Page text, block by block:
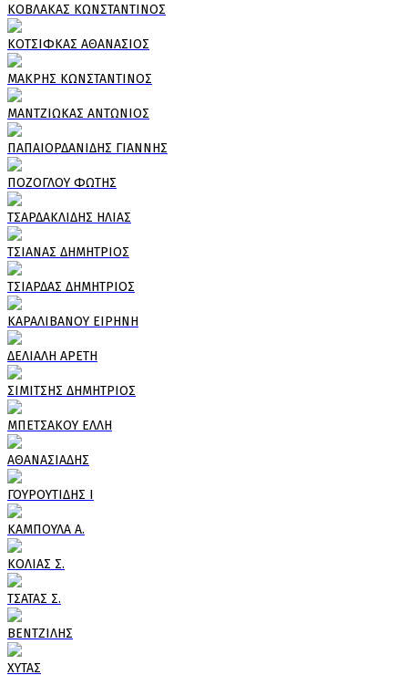
ΚΟΒΛΑΚΑΣ ΚΩΝΣΤΑΝΤΙΝΟΣ
ΚΟΤΣΙΦΚΑΣ ΑΘΑΝΑΣΙΟΣ
ΜΑΚΡΗΣ ΚΩΝΣΤΑΝΤΙΝΟΣ
ΜΑΝΤΖΙΩΚΑΣ ΑΝΤΩΝΙΟΣ
ΠΑΠΑΙΟΡΔΑΝΙΔΗΣ ΓΙΑΝΝΗΣ
ΠΟΖΟΓΛΟΥ ΦΩΤΗΣ
ΤΣΑΡΔΑΚΛΙΔΗΣ ΗΛΙΑΣ
ΤΣΙΑΝΑΣ ΔΗΜΗΤΡΙΟΣ
ΤΣΙΑΡΔΑΣ ΔΗΜΗΤΡΙΟΣ
ΚΑΡΑΛΙΒΑΝΟΥ ΕΙΡΗΝΗ
ΔΕΛΙΑΛΗ ΑΡΕΤΗ
ΣΙΜΙΤΣΗΣ ΔΗΜΗΤΡΙΟΣ
ΜΠΕΤΣΑΚΟΥ ΕΛΛΗ
ΑΘΑΝΑΣΙΑΔΗΣ
ΓΟΥΡΟΥΤΙΔΗΣ Ι
ΚΑΜΠΟΥΛΑ Α.
ΚΟΛΙΑΣ Σ.
ΤΣΑΤΑΣ Σ.
ΒΕΝΤΖΙΛΗΣ
ΧΥΤΑΣ